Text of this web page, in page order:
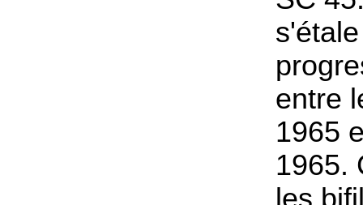
s'étale
entre
1965
1965.